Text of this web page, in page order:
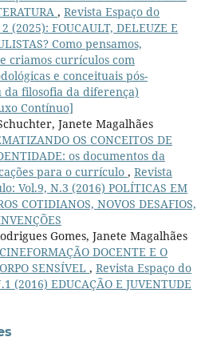
, Revista Espaço do
(2025): FOUCAULT, DELEUZE E
Como pensamos,
criamos currículos com
e conceituais pós-
filosofia da diferença)
Contínuo]
Janete Magalhães
OS CONCEITOS DE
os documentos da
para o currículo , Revista
Vol.9, N.3 (2016) POLÍTICAS EM
COTIDIANOS, NOVOS DESAFIOS,
Gomes, Janete Magalhães
DOCENTE E O
SENSÍVEL , Revista Espaço do
(2016) EDUCAÇÃO E JUVENTUDE